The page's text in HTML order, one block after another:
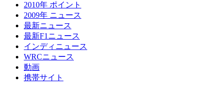
2010年 ポイント
2009年 ニュース
最新ニュース
最新F1ニュース
インディニュース
WRCニュース
動画
携帯サイト